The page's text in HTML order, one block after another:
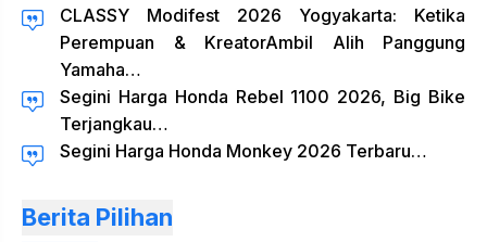
CLASSY Modifest 2026 Yogyakarta: Ketika
Perempuan & KreatorAmbil Alih Panggung
Yamaha…
Segini Harga Honda Rebel 1100 2026, Big Bike
Terjangkau…
Segini Harga Honda Monkey 2026 Terbaru…
Berita Pilihan